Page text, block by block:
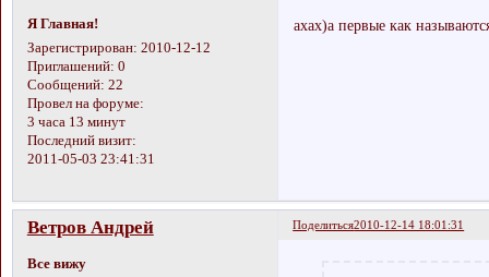
Я Главная!
Зарегистрирован: 2010-12-12
Приглашений: 0
Сообщений: 22
Провел на форуме:
3 часа 13 минут
Последний визит:
2011-05-03 23:41:31
ахах)а первые как
Поделиться2010-12-14 18:01:31
Ветров Андрей
Все вижу